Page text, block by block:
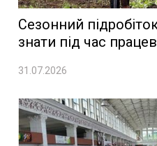
Сезонний
знати під час
31.07.2026